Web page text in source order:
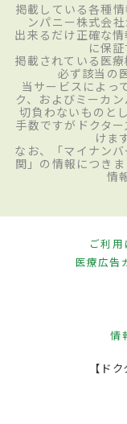
掲載している各種
ンパニー株式会
出来るだけ正確な
に保
掲載されている医
必ず該当の
当サービスによっ
ク、およびミーカ
切負わないものと
手数ですがドクタ
けま
なお、「マイナン
関」の情報につき
情
ご利用
医療広告
情
【ド